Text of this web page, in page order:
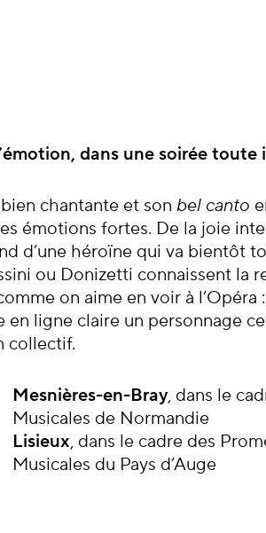
dans une soirée toute
chantante et son bel canto
émotions fortes. De la joie
d’une héroïne qui va bientôt
ou Donizetti connaissent la
on aime en voir à l’Opéra
ligne claire un personnage
collectif.
Mesnières-en-Bray, dans le
Musicales de Normandie
Lisieux, dans le cadre des
Musicales du Pays d’Auge